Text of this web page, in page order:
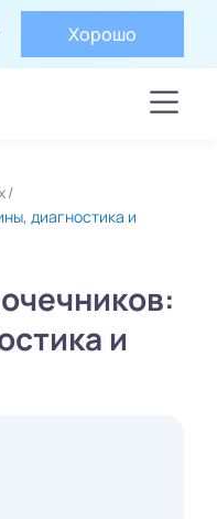
Хорошо
диагностика и
и